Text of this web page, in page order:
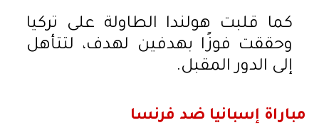
كما قلبت هولندا الطاولة على تركيا
وحققت فوزًا بهدفين لهدف، لتتأهل
إلى الدور المقبل.
مباراة إسبانيا ضد فرنسا